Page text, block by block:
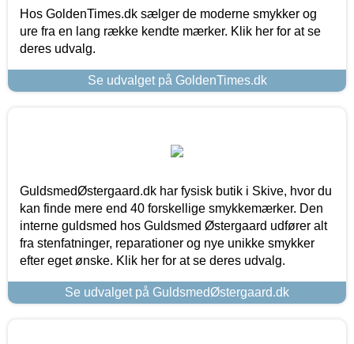
Hos GoldenTimes.dk sælger de moderne smykker og
ure fra en lang række kendte mærker. Klik her for at se
deres udvalg.
Se udvalget på GoldenTimes.dk
GuldsmedØstergaard.dk har fysisk butik i Skive, hvor du
kan finde mere end 40 forskellige smykkemærker. Den
interne guldsmed hos Guldsmed Østergaard udfører alt
fra stenfatninger, reparationer og nye unikke smykker
efter eget ønske. Klik her for at se deres udvalg.
Se udvalget på GuldsmedØstergaard.dk